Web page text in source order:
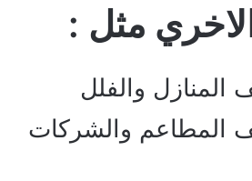
مثل :
المنازل والفلل
المطاعم والشركات